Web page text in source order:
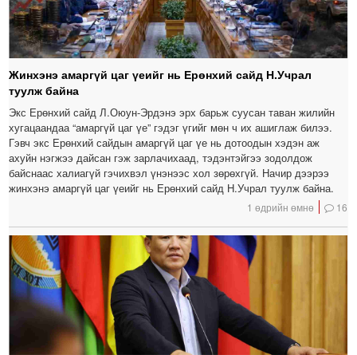
Жинхэнэ амаргүй цаг үеийг нь Ерөнхий сайд Н.Учрал
туулж байна
Экс Ерөнхий сайд Л.Оюун-Эрдэнэ эрх барьж суусан таван жилийн
хугацаандаа “амаргүй цаг үе” гэдэг үгийг мөн ч их ашиглаж билээ.
Гэвч экс Ерөнхий сайдын амаргүй цаг үе нь дотоодын хэдэн аж
ахуйн нэгжээ дайсан гэж зарлачихаад, тэдэнтэйгээ зодолдож
байснаас халиагүй гэчихвэл үнэнээс хол зөрөхгүй. Начир дээрээ
жинхэнэ амаргүй цаг үеийг нь Ерөнхий сайд Н.Учрал туулж байна.
1 өдрийн өмнө 16